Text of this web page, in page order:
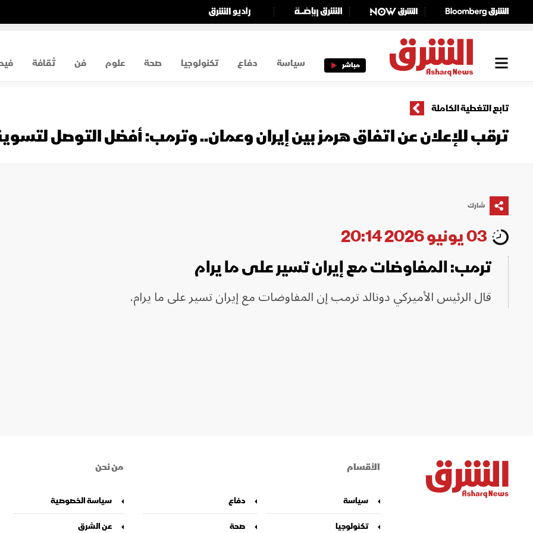
مباشر سياسة دفاع تكنولوجيا صحة علوم فن ثقافة
تابع التغطية الكاملة
ترقب للإعلان عن اتفاق هرمز بين إيران وعمان.. وترمب: أفضل التوصل
شارك
03 يونيو 2026 20:14
ترمب: المفاوضات مع إيران تسير على ما يرام
قال الرئيس الأميركي دونالد ترمب إن المفاوضات مع إيران تسير على ما يرام.
الأقسام
سياسة
دفاع
تكنولوجيا
صحة
من نحن
سياسة الخصوصية
عن الشرق